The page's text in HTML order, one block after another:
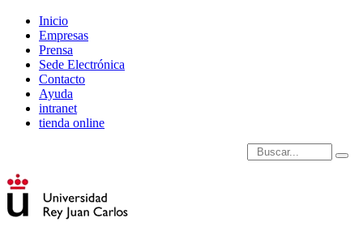
Inicio
Empresas
Prensa
Sede Electrónica
Contacto
Ayuda
intranet
tienda online
Introduce términos de